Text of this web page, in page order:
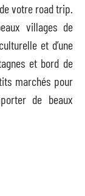
votre road trip.
villages de
et d’une
et bord de
marchés pour
de beaux